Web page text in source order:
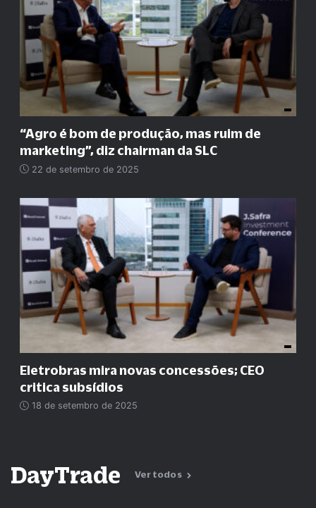
“Agro é bom de produção, mas ruim de
marketing”, diz chairman da SLC
22 de setembro de 2025
Eletrobras mira novas concessões; CEO
critica subsídios
18 de setembro de 2025
DayTrade Ver todos